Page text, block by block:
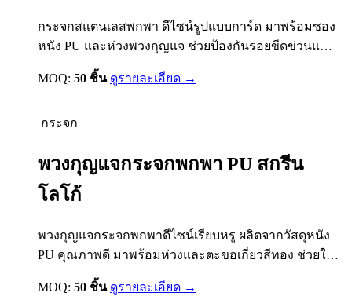
กระจกสแตนเลสพกพา ดีไซน์รูปแบบการ์ด มาพร้อมซอง
หนัง PU และห่วงพวงกุญแจ ช่วยป้องกันรอยขีดข่วนและ
พกพาได้สะดวก สามารถดึงกระจกออกจากซองเพื่อใช้
งานได้ง่าย เหมาะสำหรับใช้เป็นของพรีเมียม ของแจก
โลโก้ UV สี ปั๊มฟอยล์ และปั๊มจมโลโก้บนซองหนังได้
MOQ: 50 ชิ้น ดูรายละเอียด →
กระจก
พวงกุญแจกระจกพกพา PU สกรีน
โลโก้
พวงกุญแจกระจกพกพาดีไซน์เรียบหรู ผลิตจากวัสดุหนัง
PU คุณภาพดี มาพร้อมห่วงและตะขอเกี่ยวสีทอง ช่วยให้
พกพาสะดวก ใช้งานได้จริงในชีวิตประจำวัน เหมาะ
MOQ: 50 ชิ้น ดูรายละเอียด →